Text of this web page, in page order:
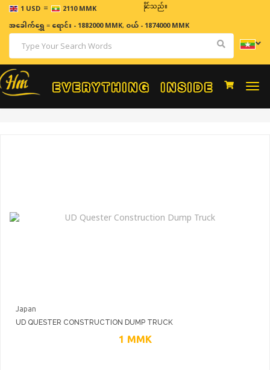
1 USD = 2110 MMK
ဈေးနှုန်းများသည် အချိန်နှင့် အမျှပြောင်းလဲနိုင်သည်။
အခေါက်ရွှေ=ရောင်း - 1882000 MMK, ဝယ် - 1874000 MMK
Japan
UD QUESTER CONSTRUCTION DUMP TRUCK
1 MMK